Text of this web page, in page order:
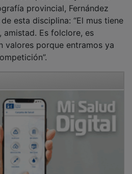
esta disciplina: “El mus tiene
amistad. Es folclore, es
porque entramos ya